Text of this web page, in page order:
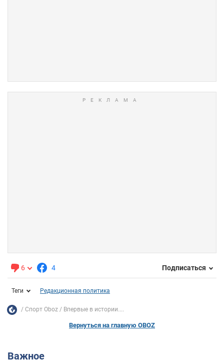
6 4 Подписаться
Теги Редакционная политика
Спорт Oboz Впервые в истории....
Вернуться на главную OBOZ
Важное